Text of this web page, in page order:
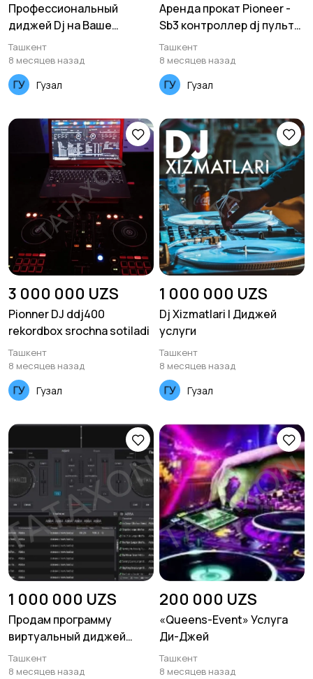
Профессиональный
диджей Dj на Ваше
мероприятие
Ташкент
8 месяцев назад
Гузал
Аренда прокат Pioneer -
Sb3 контроллер dj пульт
кантроллер диджей ddj
Ташкент
8 месяцев назад
Гузал
3 000 000 UZS
Pionner DJ ddj400
rekordbox srochna sotiladi
Ташкент
8 месяцев назад
Гузал
1 000 000 UZS
Dj Xizmatlari | Диджей
услуги
Ташкент
8 месяцев назад
Гузал
1 000 000 UZS
Продам программу
виртуальный диджей
VirtualDJ
Ташкент
8 месяцев назад
200 000 UZS
«Queens-Event» Услуга
Ди-Джей
Ташкент
8 месяцев назад